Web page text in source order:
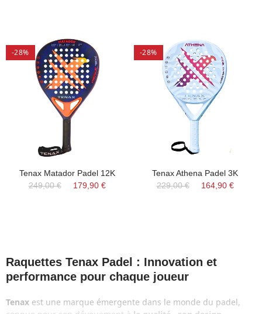
-28%
Tenax Matador Padel 12K
249,00 €
179,90 €
-28%
Tenax Athena Padel 3K
229,00 €
164,90 €
Raquettes Tenax Padel : Innovation et
performance pour chaque joueur
Tenax est une marque émergente dans le monde du padel,